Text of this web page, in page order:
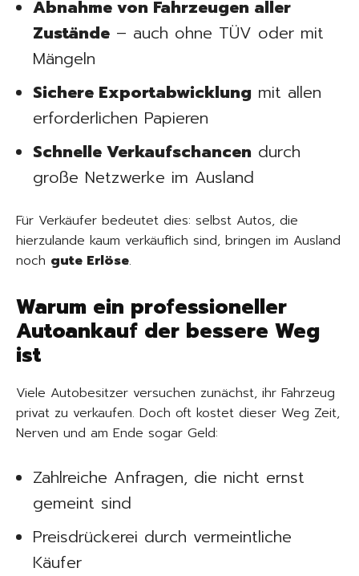
Abnahme von Fahrzeugen aller
Zustände – auch ohne TÜV oder mit
Mängeln
Sichere Exportabwicklung mit allen
erforderlichen Papieren
Schnelle Verkaufschancen durch
große Netzwerke im Ausland
Für Verkäufer bedeutet dies: selbst Autos, die
hierzulande kaum verkäuflich sind, bringen im Ausland
noch gute Erlöse.
Warum ein professioneller
Autoankauf der bessere Weg
ist
Viele Autobesitzer versuchen zunächst, ihr Fahrzeug
privat zu verkaufen. Doch oft kostet dieser Weg Zeit,
Nerven und am Ende sogar Geld:
Zahlreiche Anfragen, die nicht ernst
gemeint sind
Preisdrückerei durch vermeintliche
Käufer